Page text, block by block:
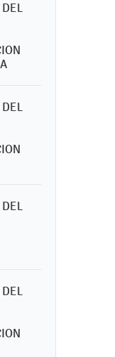
DEL
DEL
DEL
DEL